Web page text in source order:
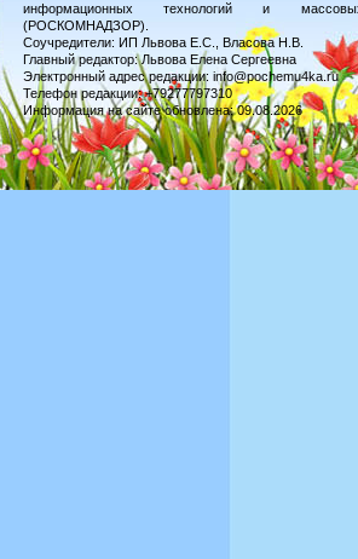
информационных технологий и
(РОСКОМНАДЗОР).
Соучредители: ИП Львова Е.С., Власова Н.В.
Главный редактор: Львова Елена Сергеевна
Электронный адрес редакции: info@pochemu4ka.ru
Телефон редакции: +79277797310
Информация на сайте обновлена: 09.08.2026